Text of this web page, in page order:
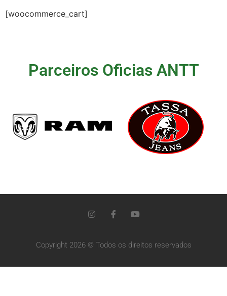
[woocommerce_cart]
Parceiros Oficias ANTT
Copyright 2026 © Todos os direitos reservados